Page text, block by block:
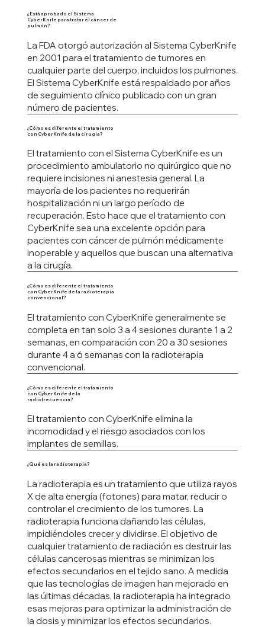
¿Está aprobado el Sistema
CyberKnife para tratar el cáncer de
pulmón?
La FDA otorgó autorización al Sistema CyberKnife
en 2001 para el tratamiento de tumores en
cualquier parte del cuerpo, incluidos los pulmones.
El Sistema CyberKnife está respaldado por años
de seguimiento clínico publicado con un gran
número de pacientes.
¿Cómo es diferente el tratamiento
con CyberKnife de la cirugía?
El tratamiento con el Sistema CyberKnife es un
procedimiento ambulatorio no quirúrgico que no
requiere incisiones ni anestesia general. La
mayoría de los pacientes no requerirán
hospitalización ni un largo período de
recuperación. Esto hace que el tratamiento con
CyberKnife sea una excelente opción para
pacientes con cáncer de pulmón médicamente
inoperable y aquellos que buscan una alternativa
a la cirugía.
¿Cómo es diferente el tratamiento
con CyberKnife de la radioterapia
convencional?
El tratamiento con CyberKnife generalmente se
completa en tan solo 3 a 4 sesiones durante 1 a 2
semanas, en comparación con 20 a 30 sesiones
durante 4 a 6 semanas con la radioterapia
convencional.
¿Cómo es diferente el tratamiento
con CyberKnife de la
radiofrecuencia?
El tratamiento con CyberKnife elimina la
incomodidad y el riesgo asociados con los
implantes de semillas.
¿Qué es la radioterapia?
La radioterapia es un tratamiento que utiliza rayos
X de alta energía (fotones) para matar, reducir o
controlar el crecimiento de los tumores. La
radioterapia funciona dañando las células,
impidiéndoles crecer y dividirse. El objetivo de
cualquier tratamiento de radiación es destruir las
células cancerosas mientras se minimizan los
efectos secundarios en el tejido sano. A medida
que las tecnologías de imagen han mejorado en
las últimas décadas, la radioterapia ha integrado
esas mejoras para optimizar la administración de
la dosis y minimizar los efectos secundarios.